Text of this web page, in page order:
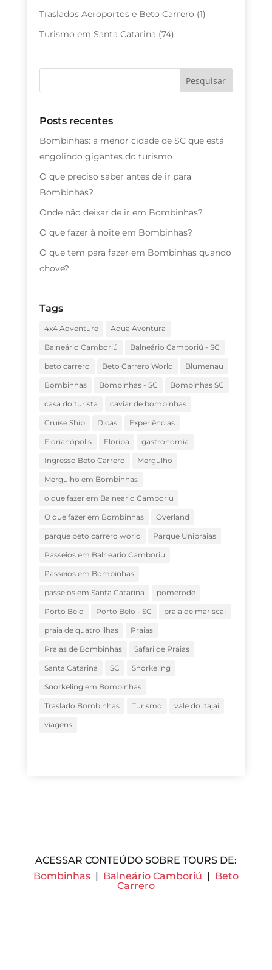
Traslados Aeroportos e Beto Carrero (1)
Turismo em Santa Catarina (74)
Posts recentes
Bombinhas: a menor cidade de SC que está
engolindo gigantes do turismo
O que preciso saber antes de ir para
Bombinhas?
Onde não deixar de ir em Bombinhas?
O que fazer à noite em Bombinhas?
O que tem para fazer em Bombinhas quando
chove?
Tags
4x4 Adventure Aqua Aventura
Balneário Camboriú Balneário Camboriú - SC
beto carrero Beto Carrero World Blumenau
Bombinhas Bombinhas - SC Bombinhas SC
casa do turista caviar de bombinhas
Cruise Ship Dicas Experiências
Florianópolis Floripa gastronomia
Ingresso Beto Carrero Mergulho
Mergulho em Bombinhas
o que fazer em Balneario Camboriu
O que fazer em Bombinhas Overland
parque beto carrero world Parque Unipraias
Passeios em Balneario Camboriu
Passeios em Bombinhas
passeios em Santa Catarina pomerode
Porto Belo Porto Belo - SC praia de mariscal
praia de quatro ilhas Praias
Praias de Bombinhas Safari de Praias
Santa Catarina SC Snorkeling
Snorkeling em Bombinhas
Traslado Bombinhas Turismo vale do itajaí
viagens
ACESSAR CONTEÚDO SOBRE TOURS DE:
Bombinhas| Balneário Camboriú | Beto
Carrero